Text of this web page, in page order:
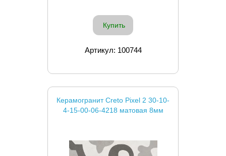
Купить
Артикул: 100744
Керамогранит Creto Pixel 2 30-10-
4-15-00-06-4218 матовая 8мм